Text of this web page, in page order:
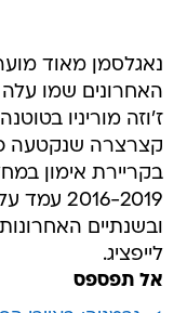
נאגלסמן מאוד
האחרונים שמו
ז'וזה מוריניו
בקריירת אימון
2016-
ובשנתיים
לייפציג.
אל תפספס